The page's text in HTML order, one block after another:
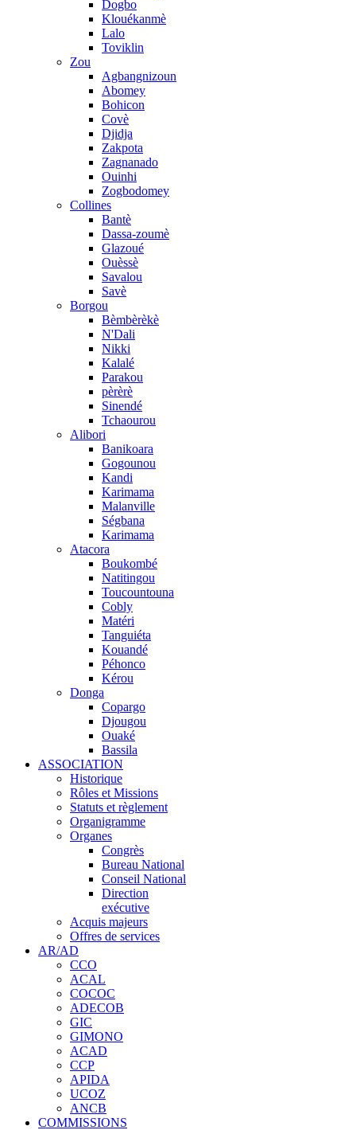
Dogbo
Klouékanmè
Lalo
Toviklin
Zou
Agbangnizoun
Abomey
Bohicon
Covè
Djidja
Zakpota
Zagnanado
Ouinhi
Zogbodomey
Collines
Bantè
Dassa-zoumè
Glazoué
Ouèssè
Savalou
Savè
Borgou
Bèmbèrèkè
N'Dali
Nikki
Kalalé
Parakou
pèrèrè
Sinendé
Tchaourou
Alibori
Banikoara
Gogounou
Kandi
Karimama
Malanville
Ségbana
Karimama
Atacora
Boukombé
Natitingou
Toucountouna
Cobly
Matéri
Tanguiéta
Kouandé
Péhonco
Kérou
Donga
Copargo
Djougou
Ouaké
Bassila
ASSOCIATION
Historique
Rôles et Missions
Statuts et règlement
Organigramme
Organes
Congrès
Bureau National
Conseil National
Direction
exécutive
Acquis majeurs
Offres de services
AR/AD
CCO
ACAL
COCOC
ADECOB
GIC
GIMONO
ACAD
CCP
APIDA
UCOZ
ANCB
COMMISSIONS